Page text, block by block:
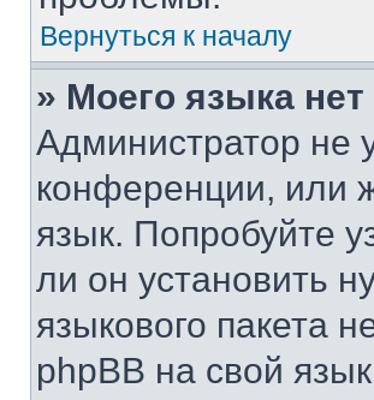
Вернуться к началу
» Моего языка нет
Администратор не
конференции, или
язык. Попробуйте
ли он установить
языкового пакета
phpBB на свой